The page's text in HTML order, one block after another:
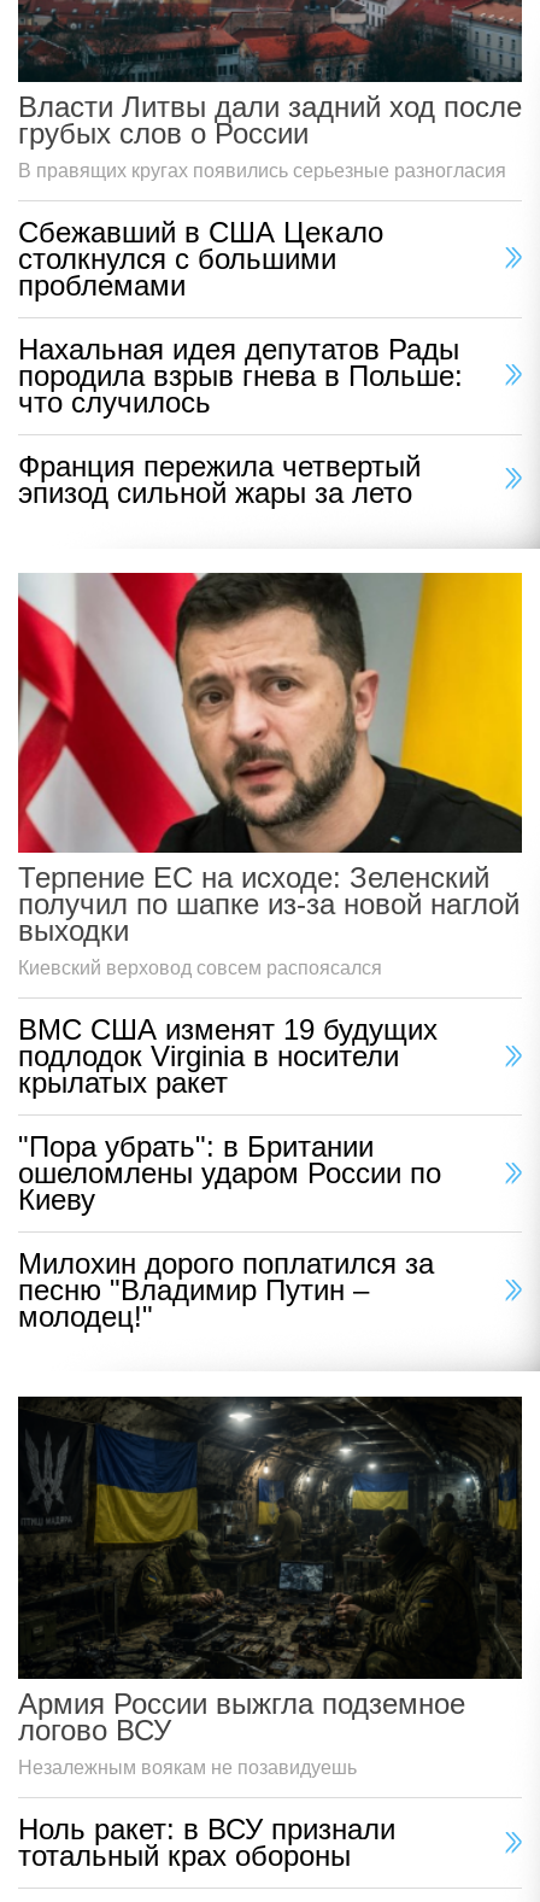
Власти Литвы дали задний ход после
грубых слов о России
В правящих кругах появились серьезные разногласия
Сбежавший в США Цекало
столкнулся с большими
проблемами
Нахальная идея депутатов Рады
породила взрыв гнева в Польше:
что случилось
Франция пережила четвертый
эпизод сильной жары за лето
Терпение ЕС на исходе: Зеленский
получил по шапке из-за новой наглой
выходки
Киевский верховод совсем распоясался
ВМС США изменят 19 будущих
подлодок Virginia в носители
крылатых ракет
"Пора убрать": в Британии
ошеломлены ударом России по
Киеву
Милохин дорого поплатился за
песню "Владимир Путин –
молодец!"
Армия России выжгла подземное
логово ВСУ
Незалежным воякам не позавидуешь
Ноль ракет: в ВСУ признали
тотальный крах обороны